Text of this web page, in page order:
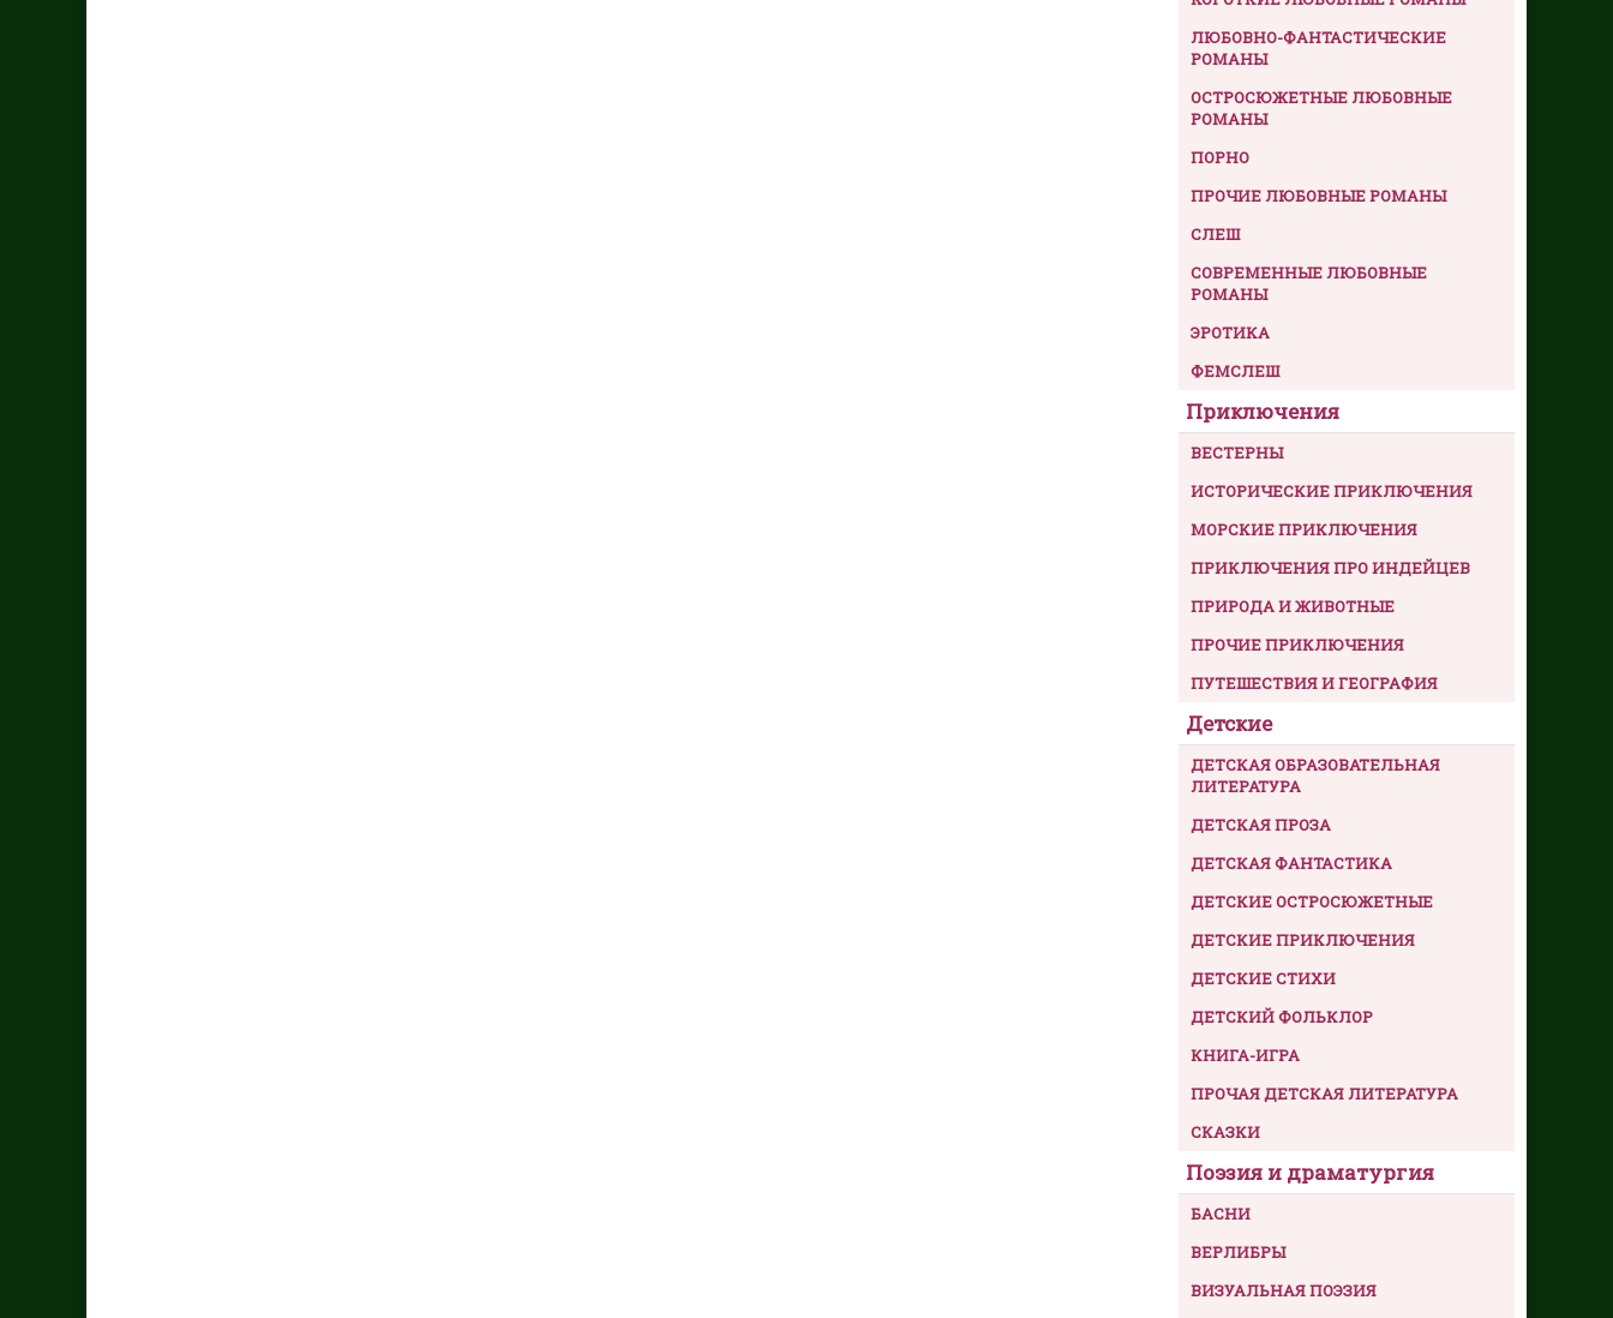
ЛЮБОВНО-ФАНТАСТИЧЕСКИЕ
РОМАНЫ
ОСТРОСЮЖЕТНЫЕ ЛЮБОВНЫЕ
РОМАНЫ
ПОРНО
ПРОЧИЕ ЛЮБОВНЫЕ РОМАНЫ
СЛЕШ
СОВРЕМЕННЫЕ ЛЮБОВНЫЕ
РОМАНЫ
ЭРОТИКА
ФЕМСЛЕШ
Приключения
ВЕСТЕРНЫ
ИСТОРИЧЕСКИЕ ПРИКЛЮЧЕНИЯ
МОРСКИЕ ПРИКЛЮЧЕНИЯ
ПРИКЛЮЧЕНИЯ ПРО ИНДЕЙЦЕВ
ПРИРОДА И ЖИВОТНЫЕ
ПРОЧИЕ ПРИКЛЮЧЕНИЯ
ПУТЕШЕСТВИЯ И ГЕОГРАФИЯ
Детские
ДЕТСКАЯ ОБРАЗОВАТЕЛЬНАЯ
ЛИТЕРАТУРА
ДЕТСКАЯ ПРОЗА
ДЕТСКАЯ ФАНТАСТИКА
ДЕТСКИЕ ОСТРОСЮЖЕТНЫЕ
ДЕТСКИЕ ПРИКЛЮЧЕНИЯ
ДЕТСКИЕ СТИХИ
ДЕТСКИЙ ФОЛЬКЛОР
КНИГА-ИГРА
ПРОЧАЯ ДЕТСКАЯ ЛИТЕРАТУРА
СКАЗКИ
Поэзия и драматургия
БАСНИ
ВЕРЛИБРЫ
ВИЗУАЛЬНАЯ ПОЭЗИЯ